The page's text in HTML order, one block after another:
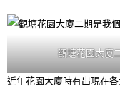
觀塘花園大廈
近年花園大廈時有出現在